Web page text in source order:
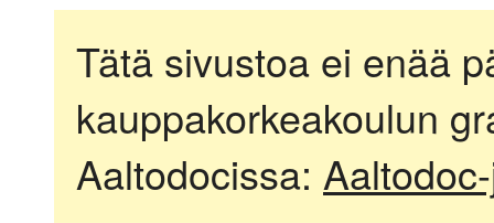
Tätä sivustoa ei enää
kauppakorkeakoulun
Aaltodocissa: